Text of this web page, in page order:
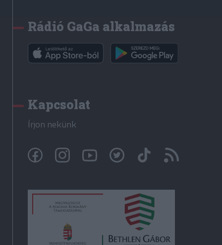
Rádió GaGa alkalmazás
Kapcsolat
Írjon nekünk